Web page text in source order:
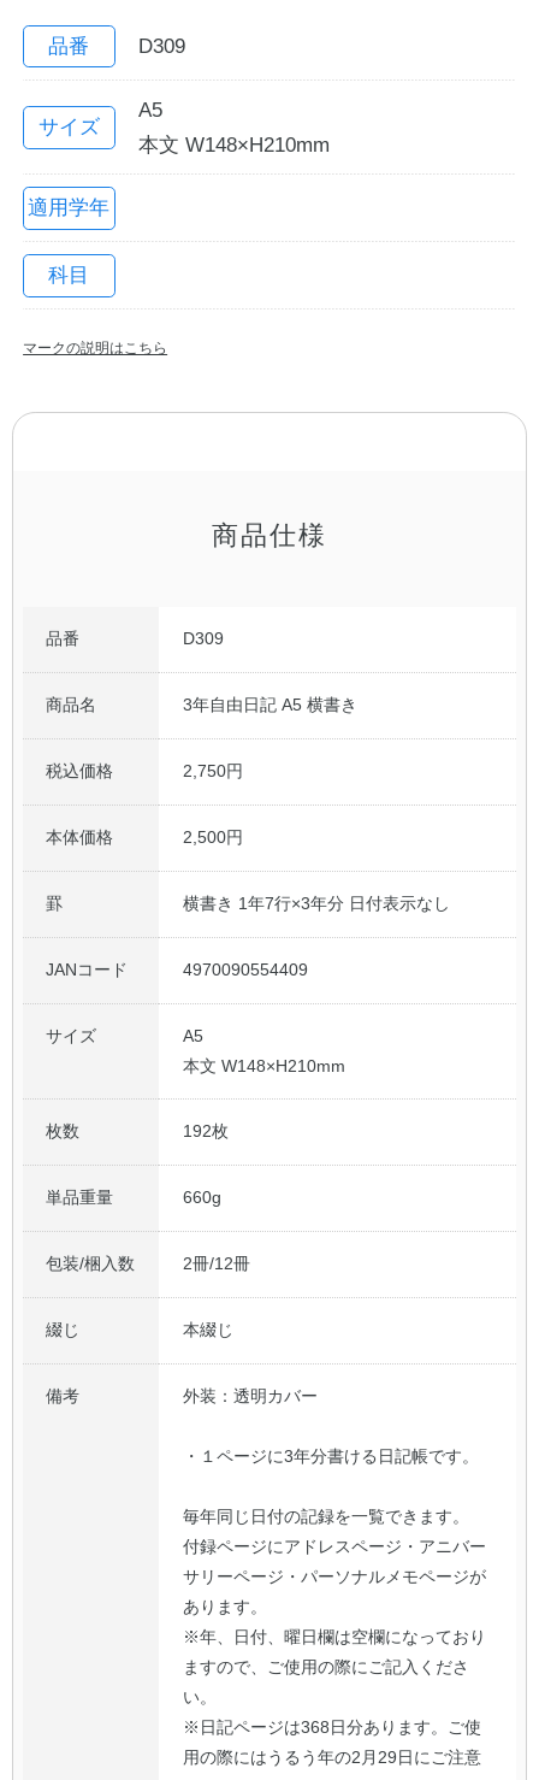
カタログ
English
法人のお客様へ
公式アカウント
品番 D309
サイズ
A5
本文 W148×H210mm
適用学年
科目
マークの説明はこちら
商品仕様
品番 D309
商品名 3年自由日記 A5 横書き
税込価格 2,750円
本体価格 2,500円
罫 横書き 1年7行×3年分 日付表示なし
JANコード 4970090554409
サイズ
A5
本文 W148×H210mm
枚数 192枚
単品重量 660g
包装/梱入数 2冊/12冊
綴じ 本綴じ
備考 外装：透明カバー
・１ページに3年分書ける日記帳です。
毎年同じ日付の記録を一覧できます。
付録ページにアドレスページ・アニバー
サリーページ・パーソナルメモページが
あります。
※年、日付、曜日欄は空欄になっており
ますので、ご使用の際にご記入くださ
い。
※日記ページは368日分あります。ご使
用の際にはうるう年の2月29日にご注意